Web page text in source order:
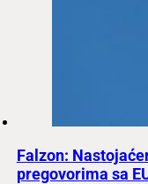
Falzon:
pregovorima sa